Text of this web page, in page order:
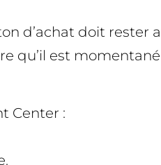
d’achat doit rester
qu’il est
Center :